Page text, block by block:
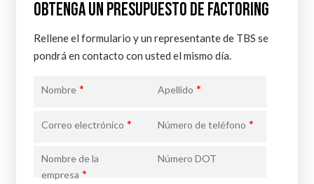
OBTENGA UN PRESUPUESTO DE FACTORING
Rellene el formulario y un representante de TBS se
pondrá en contacto con usted el mismo día.
Nombre * Apellido *
Correo electrónico * Número de teléfono *
Nombre de la
empresa *
Número DOT